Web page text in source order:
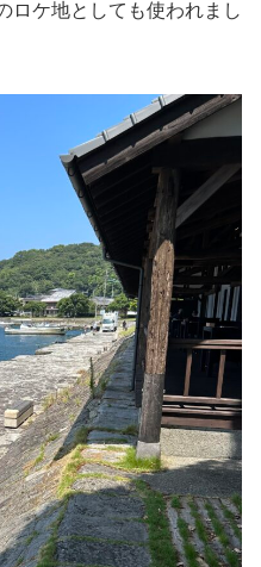
ロケ地としても使われまし